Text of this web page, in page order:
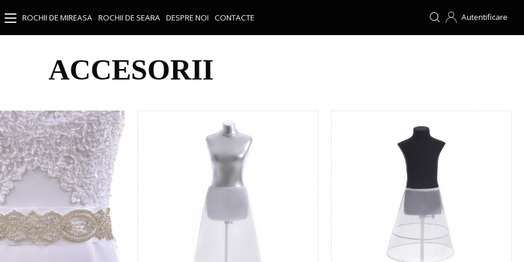
ROCHII DE MIREASA ROCHII DE SEARA DESPRE NOI CONTACTE Autentificare
ACCESORII